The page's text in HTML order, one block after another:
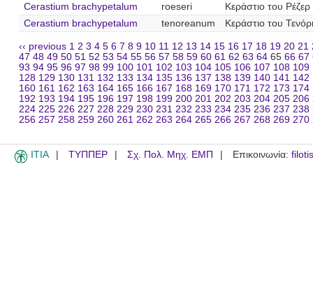
Cerastium brachypetalum
roeseri
Κεράστιο του Ρέζερ
Cerastium brachypetalum
tenoreanum Κεράστιο του Τενόρι
‹‹ previous 1 2 3 4 5 6 7 8 9 10 11 12 13 14 15 16 17 18 19 20 21
47 48 49 50 51 52 53 54 55 56 57 58 59 60 61 62 63 64 65 66 67
93 94 95 96 97 98 99 100 101 102 103 104 105 106 107 108 109
128 129 130 131 132 133 134 135 136 137 138 139 140 141 142
160 161 162 163 164 165 166 167 168 169 170 171 172 173 174
192 193 194 195 196 197 198 199 200 201 202 203 204 205 206
224 225 226 227 228 229 230 231 232 233 234 235 236 237 238
256 257 258 259 260 261 262 263 264 265 266 267 268 269 270
ITIA ΤΥΠΠΕΡ Σχ. Πολ. Μηχ. ΕΜΠ Επικοινωνία: